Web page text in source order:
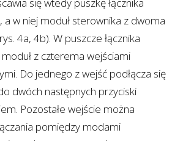
a w niej moduł sterownika z dwoma
4a, 4b). W puszcze łącznika
z czterema wejściami
Do jednego z wejść podłącza się
dwóch następnych przyciski
Pozostałe wejście można
pomiędzy modami